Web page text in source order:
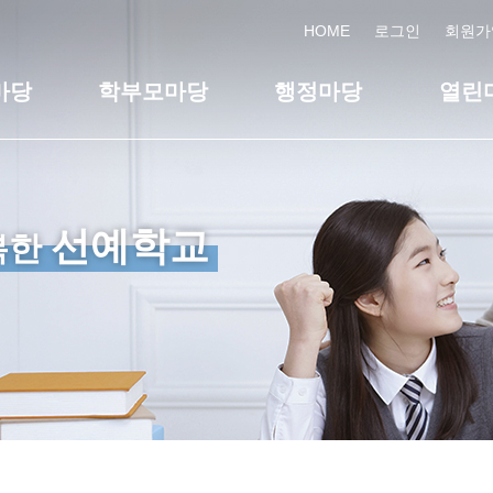
HOME 로그인 회원
당 학부모마당 행정마당 열린
한선예학교